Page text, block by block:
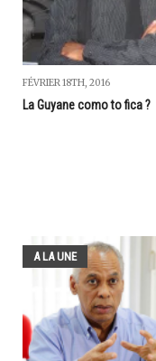
FÉVRIER 18TH, 2016
La Guyane como to fica ?
A LA UNE